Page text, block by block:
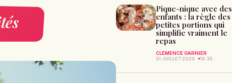
Pique-nique avec des
enfants : la règle des
petites portions qui
simplifie vraiment le
repas
CLÉMENCE GARNIER
31 JUILLET 2026
16:35